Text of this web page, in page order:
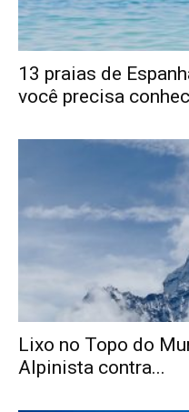
13 praias de
você precisa
Lixo no Topo do
Alpinista contra...